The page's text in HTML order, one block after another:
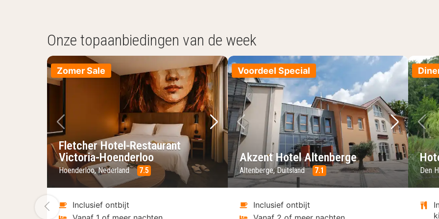
Onze topaanbiedingen van de week
Zomer Sale
Vorige foto
Volgende foto
Fletcher Hotel-Restaurant
Victoria-Hoenderloo
Hoenderloo, Nederland 7.5
Inclusief ontbijt
Voordeel Special
Vorige foto
Volgende
Akzent Hotel Altenberge
Altenberge, Duitsland 7.1
Inclusief ontbijt
Den
Vorige foto